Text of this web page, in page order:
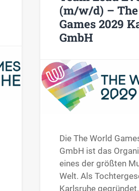
(m/w/d) –
Games 2029
GmbH
Die The World
GmbH ist das
eines der größten
Welt. Als
Karlsruhe